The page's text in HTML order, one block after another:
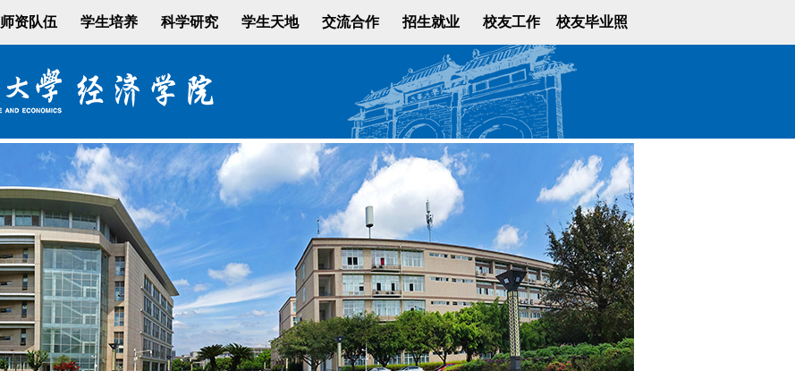
师资队伍 学生培养 科学研究 学生天地 交流合作 招生就业 校友工作 校友毕业照